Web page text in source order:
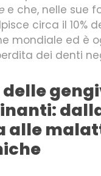
e che, nelle sue
circa il 10%
mondiale ed è
dei denti
delle
alle